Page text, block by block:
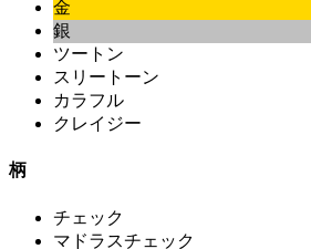
金
銀
ツートン
スリートーン
カラフル
クレイジー
柄
チェック
マドラスチェック